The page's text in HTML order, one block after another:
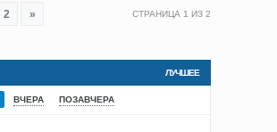
2 » СТРАНИЦА 1 ИЗ 2
ЛУЧШЕЕ
ВЧЕРА ПОЗАВЧЕРА